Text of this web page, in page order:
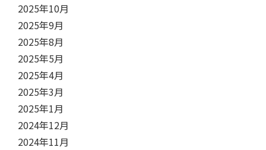
2025年10月
2025年9月
2025年8月
2025年5月
2025年4月
2025年3月
2025年1月
2024年12月
2024年11月